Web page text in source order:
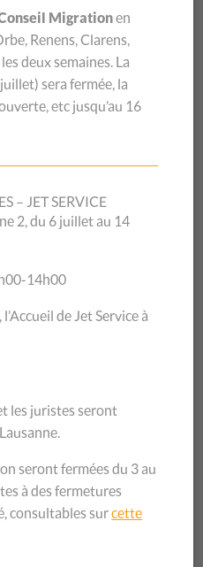
sociale régionale
vaudoise relativement
sur le modèle des
depuis plusieurs
le service social
pu être ouvertes en 2016,
l’accès à cette prestation
besoins fournit un cadre
est renouvelée, et le
du territoire. Un poste
de réseautage et de
dans tout le territoire
La Fraternité.
de ce modèle, pas de
Migrationen
Renens, Clarens,
deux semaines. La
sera fermée, la
etc jusqu’au 16
– JET SERVICE
2, du 6 juillet au 14
14h00
de Jet Service à
les juristes seront
seront fermées du 3 au
à des fermetures
consultables surcette